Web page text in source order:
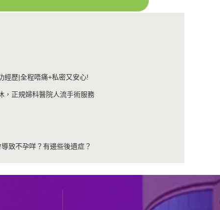
經歷|全程唔痛+私密又安心!
正規婦科醫院人流手術服務
致不孕咩？有邊些後遺症？